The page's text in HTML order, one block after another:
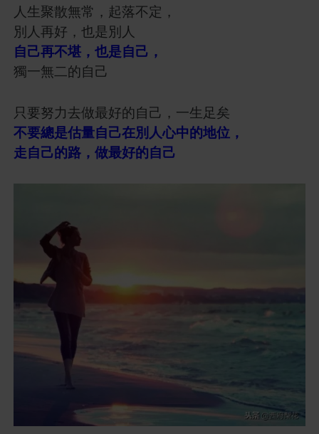
人生聚散無常，起落不定，
別人再好，也是別人
自己再不堪，也是自己，
獨一無二的自己
只要努力去做最好的自己，一生足矣
不要總是估量自己在別人心中的地位，
走自己的路，做最好的自己